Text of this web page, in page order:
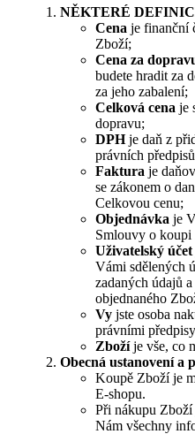
NĚKTERÉ
Cena je finanční
Zboží;
Cena za
budete hradit za
za jeho zabalení;
Celková cena je
dopravu;
DPHje daň z
právních
Faktura je
se zákonem o
Celkovou cenu;
Objednávka je
Smlouvy o
Uživatelský účet
Vámi sdělených
zadaných údajů
objednaného
Vy jste osoba
právními
Zbožíje vše, co
Obecná ustanovení a
Koupě Zboží je
E-shopu.
Při nákupu
Nám všechny